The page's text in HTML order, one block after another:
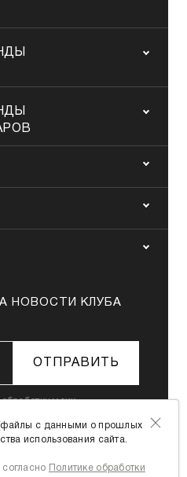
НОВОСТИ КЛУБА
ОТПРАВИТЬ
моих
обработки
с данными о прошлых
использования сайта.
Политике обработки